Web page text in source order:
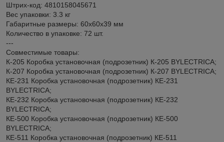
Штрих-код: 4810158045671
Вес упаковки: 3.3 кг
Габаритные размеры: 60х60х39 мм
Количество в упаковке: 72 шт.
---
Совместимые товары:
К-205 Коробка установочная (подрозетник) К-205 BYLECTRICA;
К-207 Коробка установочная (подрозетник) К-207 BYLECTRICA;
КЕ-231 Коробка установочная (подрозетник) КЕ-231
BYLECTRICA;
КЕ-232 Коробка установочная (подрозетник) КЕ-232
BYLECTRICA;
КЕ-500 Коробка установочная (подрозетник) КЕ-500
BYLECTRICA;
КЕ-511 Коробка установочная (подрозетник) КЕ-511